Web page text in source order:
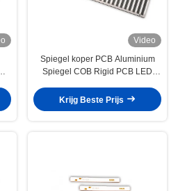
Video
Spiegel koper PCB Aluminium
Spiegel COB Rigid PCB LED
Krijg Beste Prijs